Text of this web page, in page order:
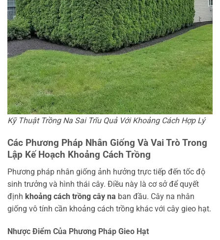
Kỹ Thuật Trồng Na Sai Trĩu Quả Với Khoảng Cách Hợp Lý
Các Phương Pháp Nhân Giống Và Vai Trò Trong
Lập Kế Hoạch Khoảng Cách Trồng
Phương pháp nhân giống ảnh hưởng trực tiếp đến tốc độ
sinh trưởng và hình thái cây. Điều này là cơ sở để quyết
định khoảng cách trồng cây na ban đầu. Cây na nhân
giống vô tính cần khoảng cách trồng khác với cây gieo hạt.
Nhược Điểm Của Phương Pháp Gieo Hạt